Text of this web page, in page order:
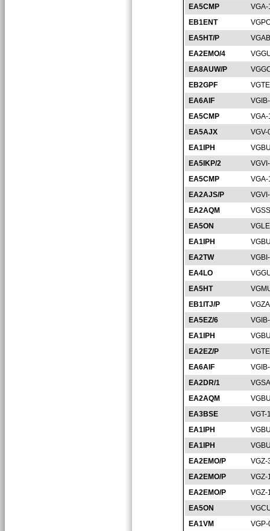
EA5CMP
EB1ENT
EA5HT/P
EA2EMO/4
EA8AUW/P
EB2GPF
EA6AIF
EA5CMP
EA5AJX
VGV-
EA1IPH
EA5IKP/2
EA5CMP
EA2AJS/P
EA2AQM
EA5ON
EA1IPH
EA2TW
EA4LO
EA5HT
EB1ITJ/P
EA5EZ/6
EA1IPH
EA2EZ/P
EA6AIF
EA2DR/1
EA2AQM
EA3BSE
VGT-
EA1IPH
EA1IPH
EA2EMO/P
VGZ-
EA2EMO/P
VGZ-
EA2EMO/P
VGZ-
EA5ON
EA1VM